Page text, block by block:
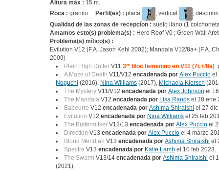
Altura máx : 15 m.
Roca : granito. Perfil(es) : placa , vertical
,
Qualidad de las zonas de recepcíon : suelo llano (1
Amamos esto(s) problema(s) : Hero Roof V0 ; Green Wall
Problema(s) mítico(s) :
Evilution V12 (F.A. Jason Kehl 2002); Mandala V12/8a+ (F.A.
2009)
Plain High Drifter V11 3ro bloc femenino en V11 (7c+/8a)
A Maze of Death V11/V12 encadenada por Alex Puccio el
Noguchi (2016), Nina Williams (2017), Michaela Kiersch
The Mystery V11/V12 encadenada por Alex Johnson el
The Mandala V12 encadenada por Lisa Rands el 18 ene
Babeurre V12 encadenada por Ashima Shiraishi el 27
Evilution V12 encadenada por Nina Williams el 25 feb
The Buttermilker V12/13 encadenada por Alex Puccio el
Direction V13 encadenada por Alex Puccio el 4 marzo
Blood Meridian V13 encadenada por Ashima Shiraishi el
Spectre V13 encadenada por Katie Lamb el 10 feb 2023.
The Swarm V13/14 encadenada por Ashima Shiraishi el
(2021).